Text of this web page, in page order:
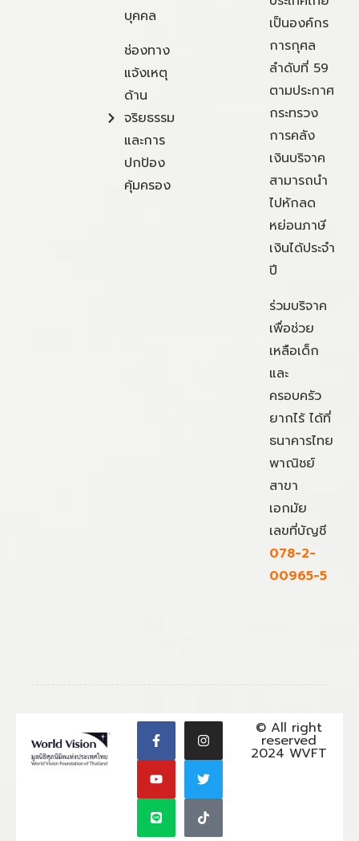
บุคคล
ช่องทาง
แจ้งเหตุ
ด้าน
จริยธรรม
และการ
ปกป้อง
คุ้มครอง
เป็นองค์กร
การกุศล
ลำดับที่ 59
ตามประกาศ
กระทรวง
การคลัง
เงินบริจาค
สามารถนำ
ไปหักลด
หย่อนภาษี
เงินได้ประจำ
ปี
ร่วมบริจาค
เพื่อช่วย
เหลือเด็ก
และ
ครอบครัว
ยากไร้ ได้ที่
ธนาคารไทย
พาณิชย์
สาขา
เอกมัย
เลขที่บัญชี
078-2-
00965-5
© All right
reserved
2024 WVFT